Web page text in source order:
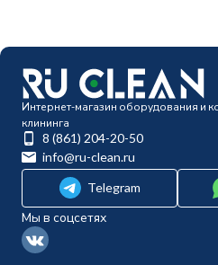
Интернет-магазин оборудования и
клининга
8 (861) 204-20-50
info@ru-clean.ru
Telegram
Мы в соцсетях